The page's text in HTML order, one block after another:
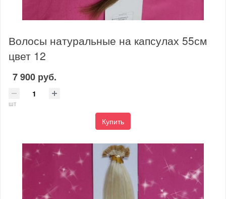
Волосы натуральные на капсулах 55см
цвет 12
7 900 руб.
шт
Купить